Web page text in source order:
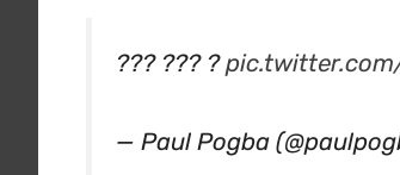
??? ??? ?
— Paul Pogba